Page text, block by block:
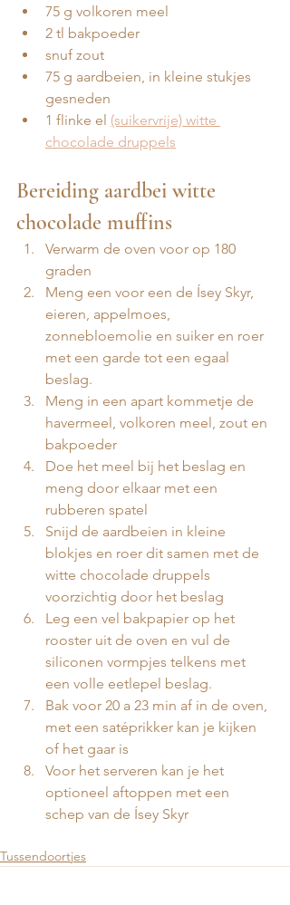
75 g volkoren meel
2 tl bakpoeder
snuf zout
75 g aardbeien, in kleine stukjes
gesneden
1 flinke el (suikervrije) witte
chocolade druppels
Bereiding aardbei witte
chocolade muffins
Verwarm de oven voor op 180
graden
Meng een voor een de Ísey Skyr,
eieren, appelmoes,
zonnebloemolie en suiker en roer
met een garde tot een egaal
beslag.
Meng in een apart kommetje de
havermeel, volkoren meel, zout en
bakpoeder
Doe het meel bij het beslag en
meng door elkaar met een
rubberen spatel
Snijd de aardbeien in kleine
blokjes en roer dit samen met de
witte chocolade druppels
voorzichtig door het beslag
Leg een vel bakpapier op het
rooster uit de oven en vul de
siliconen vormpjes telkens met
een volle eetlepel beslag.
Bak voor 20 a 23 min af in de oven,
met een satéprikker kan je kijken
of het gaar is
Voor het serveren kan je het
optioneel aftoppen met een
schep van de Ísey Skyr
Tussendoortjes